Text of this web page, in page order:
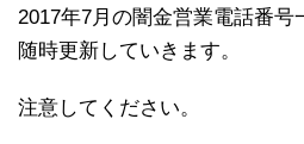
2017年7月の闇金営業電話番号
随時更新していきます。
注意してください。